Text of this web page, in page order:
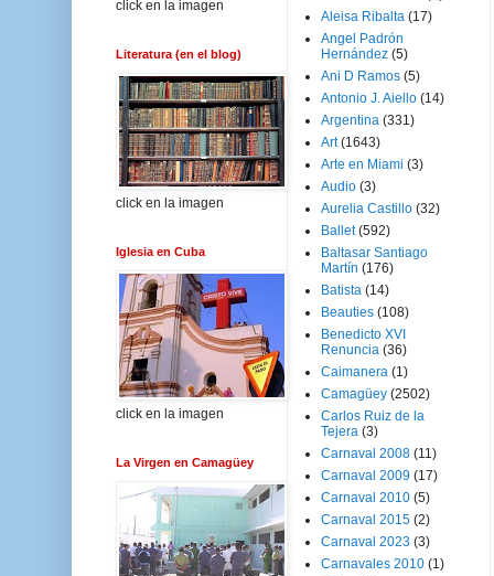
click en la imagen
Literatura (en el blog)
click en la imagen
Iglesia en Cuba
click en la imagen
La Virgen en Camagüey
Aleisa Ribalta (17)
Angel Padrón
Hernández (5)
Ani D Ramos (5)
Antonio J. Aiello (14)
Argentina (331)
Art (1643)
Arte en Miami (3)
Audio (3)
Aurelia Castillo (32)
Ballet (592)
Baltasar Santiago
Martín (176)
Batista (14)
Beauties (108)
Benedicto XVI
Renuncia (36)
Caimanera (1)
Camagüey (2502)
Carlos Ruiz de la
Tejera (3)
Carnaval 2008 (11)
Carnaval 2009 (17)
Carnaval 2010 (5)
Carnaval 2015 (2)
Carnaval 2023 (3)
Carnavales 2010 (1)